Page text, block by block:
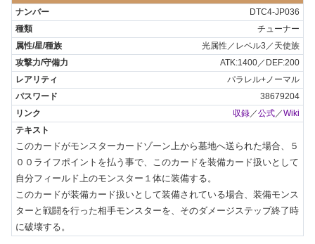
DTC4-JP036
チューナー
光属性／レベル3／天使族
ATK:1400／DEF:200
パラレル+ノーマル
38679204
収録／公式／Wiki
このカードがモンスターカードゾーン上から墓地へ送られた場合、５
００ライフポイントを払う事で、このカードを装備カード扱いとして
自分フィールド上のモンスター１体に装備する。
このカードが装備カード扱いとして装備されている場合、装備モンス
ターと戦闘を行った相手モンスターを、そのダメージステップ終了時
に破壊する。